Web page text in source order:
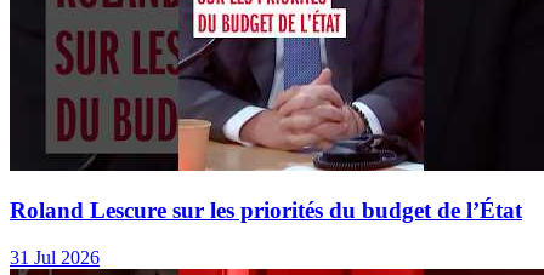
Roland Lescure sur les priorités du budget de l’État
31 Jul 2026